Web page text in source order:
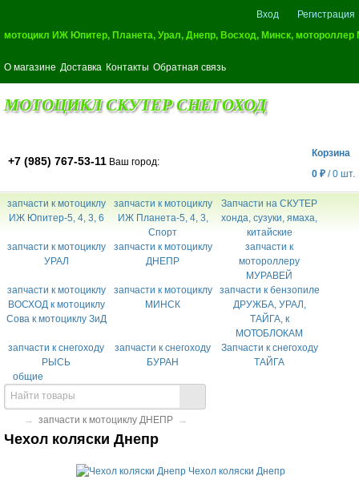
Вход
Регистрация
мотоцикл ИЖ Юпитер, Планета, Урал, Днепр, Восход, Минск,
О магазине Доставка Контакты Обратная связь
МОТОЦИКЛ СКУТЕР СНЕГОХОД
+7 (985) 767-53-11 Ваш город:
Корзина
0 ₽ /0 шт.
запчасти к мотоциклу
ИЖ Юпитер-5, 4, 3, 6
запчасти к мотоциклу
ИЖ Планета-5, 4, 3,
Спорт
Запчасти на СКУТЕР
хонда, сузуки, ямаха,
китайские
запчасти к мотоциклу
УРАЛ
запчасти к мотоциклу
ДНЕПР
запчасти к
мотороллеру
МУРАВЕЙ
запчасти к мотоциклу
ВОСХОД к мотоциклу
Сова к мотоциклу ЗиД
запчасти к мотоциклу
МИНСК
запчасти к бензопиле
ДРУЖБА, УРАЛ,
ТАЙГА, к
МОТОБЛОКАМ
запчасти к снегоходу
РЫСЬ
запчасти к снегоходу
БУРАН
Запчасти к снегоходу
ТАЙГА
общие
→ запчасти к мотоциклу ДНЕПР →
Чехол коляски Днепр